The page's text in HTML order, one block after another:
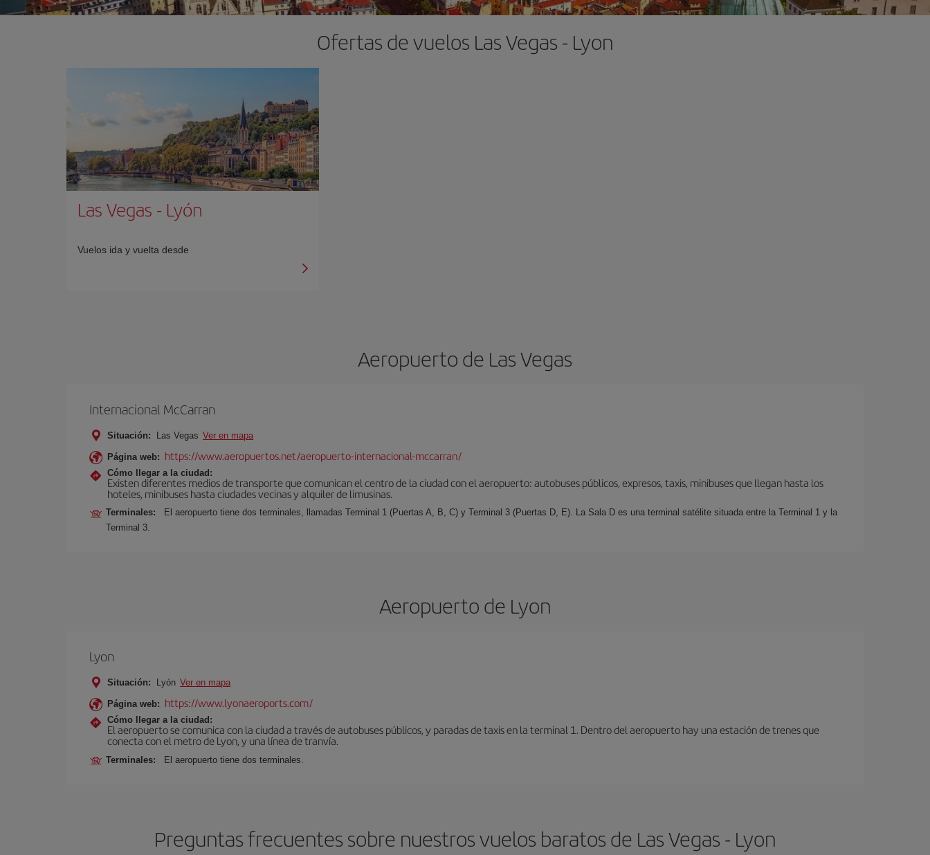
Ofertas de vuelos Las Vegas - Lyon
Las Vegas - Lyón
Vuelos ida y vuelta desde
Aeropuerto de Las Vegas
Internacional McCarran
Situación: Las Vegas Ver en mapa
Página web: https://www.aeropuertos.net/aeropuerto-internacional-mccarran/
Cómo llegar a la ciudad:
Existen diferentes medios de transporte que comunican el centro de la ciudad con el aeropuerto: autobuses públicos, expresos, taxis, minibuses que llegan hasta los
hoteles, minibuses hasta ciudades vecinas y alquiler de limusinas.
Terminales:
El aeropuerto tiene dos terminales, llamadas Terminal 1 (Puertas A, B, C) y Terminal 3 (Puertas D, E). La Sala D es una terminal satélite situada entre la Terminal 1 y la
Terminal 3.
Aeropuerto de Lyon
Lyon
Situación: Lyón Ver en mapa
Página web: https://www.lyonaeroports.com/
Cómo llegar a la ciudad:
El aeropuerto se comunica con la ciudad a través de autobuses públicos, y paradas de taxis en la terminal 1. Dentro del aeropuerto hay una estación de trenes que
conecta con el metro de Lyon, y una línea de tranvía.
Terminales: El aeropuerto tiene dos terminales.
Preguntas frecuentes sobre nuestros vuelos baratos de Las Vegas - Lyon